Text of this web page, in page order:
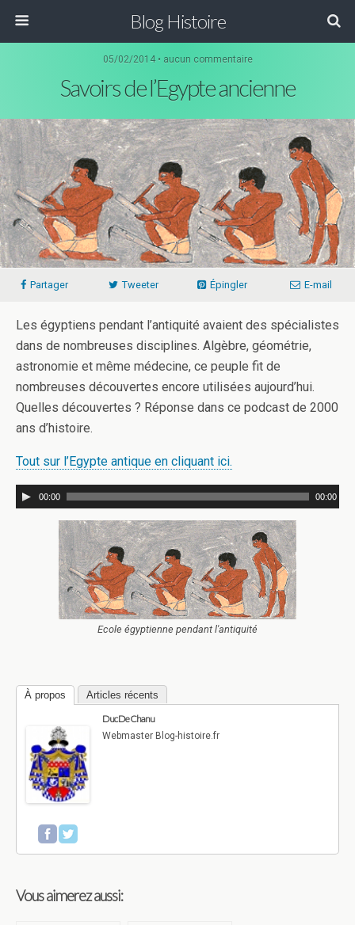
Blog Histoire
05/02/2014 • aucun commentaire
Savoirs de l’Egypte ancienne
Partager Tweeter Épingler E-mail
Les égyptiens pendant l’antiquité avaient des spécialistes
dans de nombreuses disciplines. Algèbre, géométrie,
astronomie et même médecine, ce peuple fit de
nombreuses découvertes encore utilisées aujourd’hui.
Quelles découvertes ? Réponse dans ce podcast de 2000
ans d’histoire.
Tout sur l’Egypte antique en cliquant ici.
00:00 00:00
Ecole égyptienne pendant l'antiquité
À propos
Articles récents
Duc De Chanu
Webmaster Blog-histoire.fr
Vous aimerez aussi: